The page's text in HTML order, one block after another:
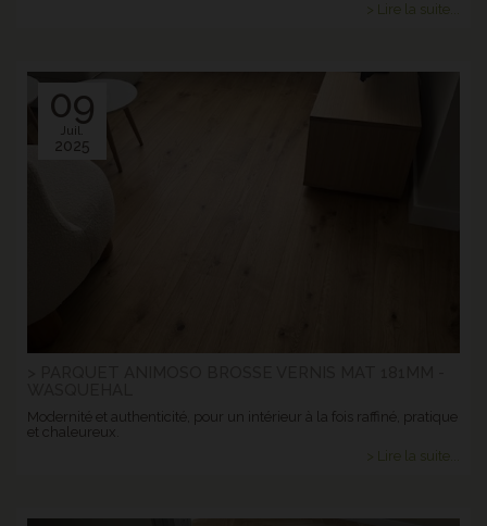
> Lire la suite...
09
Juil.
2025
Modernité et authenticité, pour un intérieur à la fois raffiné, pratique
et chaleureux.
> Lire la suite...